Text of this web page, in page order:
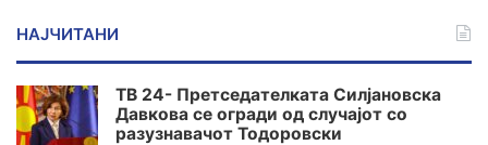
НАЈЧИТАНИ
ТВ 24- Претседателката Силјановска
Давкова се огради од случајот со
разузнавачот Тодоровски